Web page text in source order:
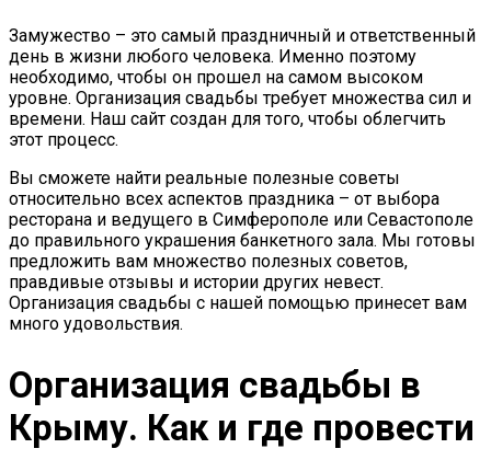
Замужество – это самый праздничный и ответственный
день в жизни любого человека. Именно поэтому
необходимо, чтобы он прошел на самом высоком
уровне. Организация свадьбы требует множества сил и
времени. Наш сайт создан для того, чтобы облегчить
этот процесс.
Вы сможете найти реальные полезные советы
относительно всех аспектов праздника – от выбора
ресторана и ведущего в Симферополе или Севастополе
до правильного украшения банкетного зала. Мы готовы
предложить вам множество полезных советов,
правдивые отзывы и истории других невест.
Организация свадьбы с нашей помощью принесет вам
много удовольствия.
Организация свадьбы в
Крыму. Как и где провести